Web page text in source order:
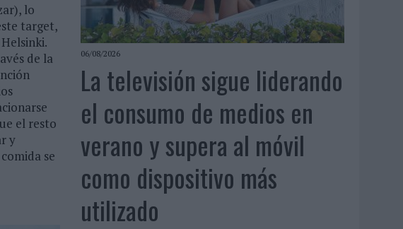
lo
target,
de la
el resto
y
se
06/08/2026
La televisión sigue liderando
el consumo de medios en
verano y supera al móvil
como dispositivo más
utilizado